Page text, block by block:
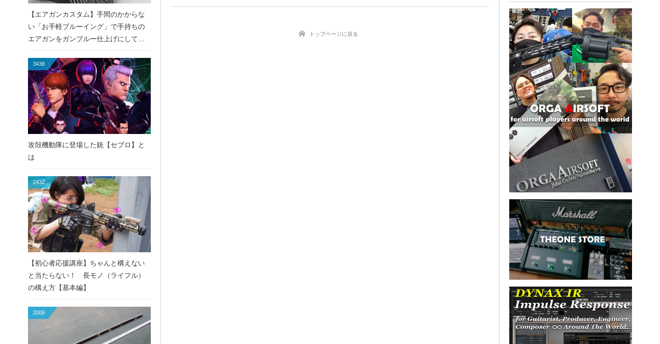
トップページに戻る
【エアガンカスタム】手間のかからな
い「お手軽ブルーイング」で手持ちの
エアガンをガンブルー仕上げにしてみ
3438
攻殻機動隊に登場した銃【セブロ】と
は
2432
【初心者応援講座】ちゃんと構えない
と当たらない！ 長モノ（ライフル）
の構え方【基本編】
2009